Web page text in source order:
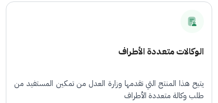
الوكالات متعددة الأطراف
يتيح هذا المنتج التي تقدمها وزارة العدل من تمكين المستفيد من
طلب وكالة متعددة الأطراف